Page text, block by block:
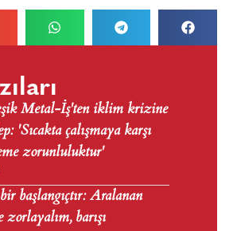
Metal-İş'ten iklim krizine
'Sıcakta çalışmaya karşı
zorunluluktur'
başlangıçtır: Aralanan
barışı